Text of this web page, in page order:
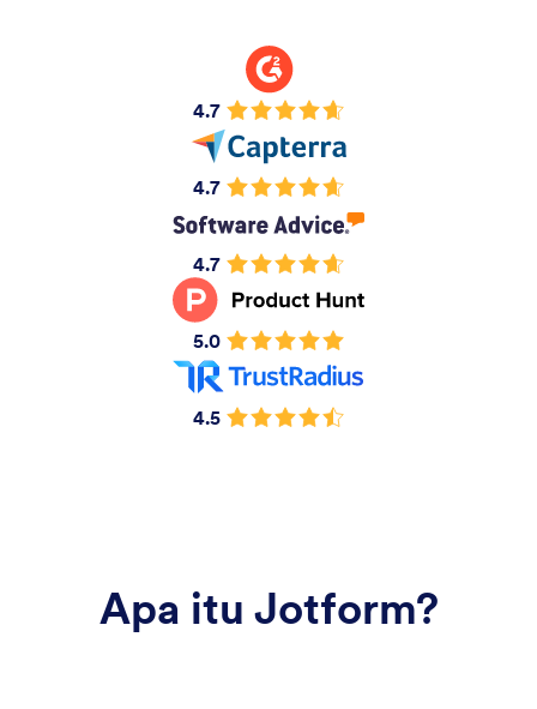
4.7
4.7
4.7
5.0
4.5
Apa itu Jotform?